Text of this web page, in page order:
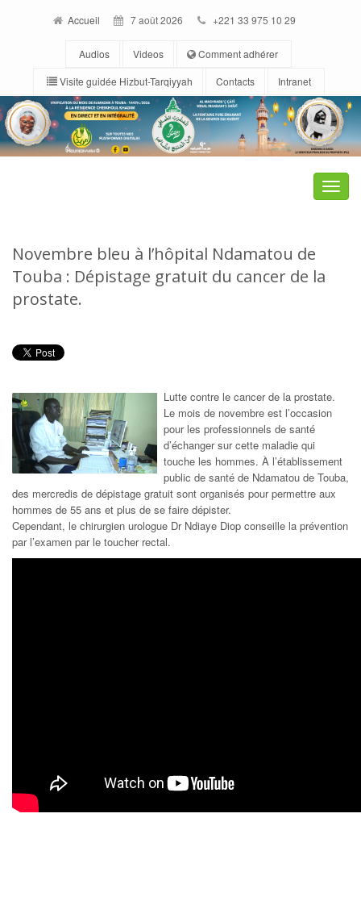
Accueil 7 août 2026 +221 33 975 10 29
Audios Videos
Comment adhérer
Visite guidée Hizbut-Tarqiyyah
Contacts Intranet
Toggle
Novembre bleu à l’hôpital Ndamatou de
Touba : Dépistage gratuit du cancer de la
prostate.
Lutte contre le cancer de la prostate.
Le mois de novembre est l’occasion
pour les professionnels de santé
d’échanger sur cette maladie qui
touche les hommes. À l’établissement
public de santé de Ndamatou de Touba,
des mercredis de dépistage gratuit sont organisés pour permettre aux
hommes de 55 ans et plus de se faire dépister.
Cependant, le chirurgien urologue Dr Ndiaye Diop conseille la prévention
par l’examen par le toucher rectal.